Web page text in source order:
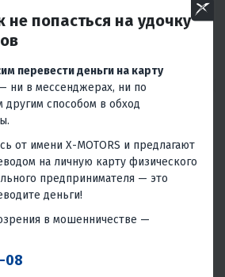
21.5
4.8
600LE 26/27
не попасться на удочку
перевести деньги на карту
ни в мессенджерах, ни по
способом в обход
от имени X-MOTORS и предлагают
на личную карту физического
предпринимателя — это
деньги!
в мошенничестве —
08